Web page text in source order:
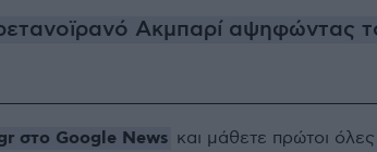
Ακμπαρί αψηφώντας
στο Google News και μάθετε πρώτοι όλες